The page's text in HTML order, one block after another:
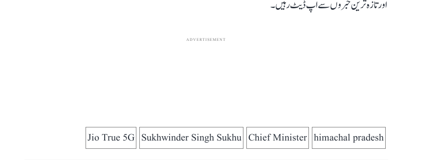
اور تازہ ترین خبروں سے اپ ڈیٹ رہیں۔
ADVERTISEMENT
himachal pradesh
Chief Minister
Sukhwinder Singh Sukhu
Jio True 5G